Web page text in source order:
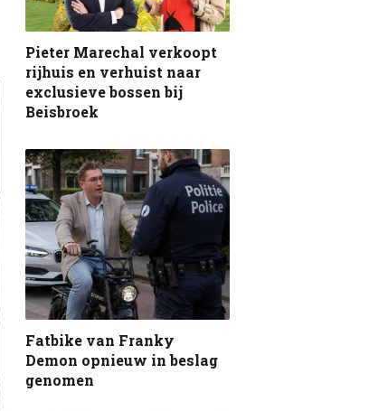
Pieter Marechal verkoopt
rijhuis en verhuist naar
exclusieve bossen bij
Beisbroek
Fatbike van Franky
Demon opnieuw in beslag
genomen